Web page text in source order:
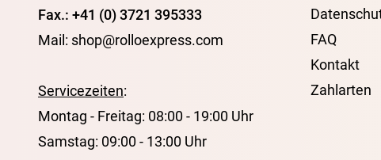
Fax.: +41 (0) 3721 395333
Mail: shop@rolloexpress.com
Servicezeiten:
Montag - Freitag: 08:00 - 19:00 Uhr
Samstag: 09:00 - 13:00 Uhr
FAQ
Kontakt
Zahlarten